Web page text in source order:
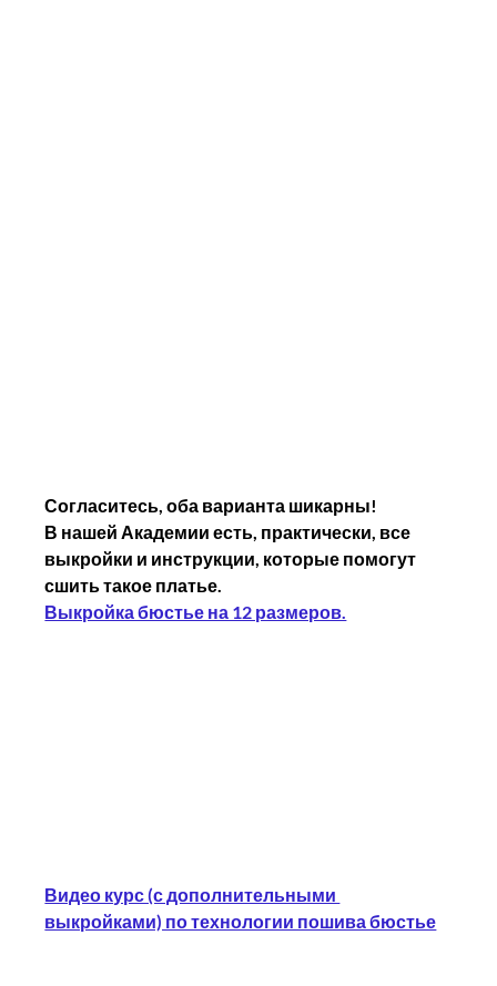
Согласитесь, оба варианта шикарны!
В нашей Академии есть, практически, все
выкройки и инструкции, которые помогут
сшить такое платье.
Выкройка бюстье на 12 размеров.
Видео курс (с дополнительными
выкройками) по технологии пошива бюстье